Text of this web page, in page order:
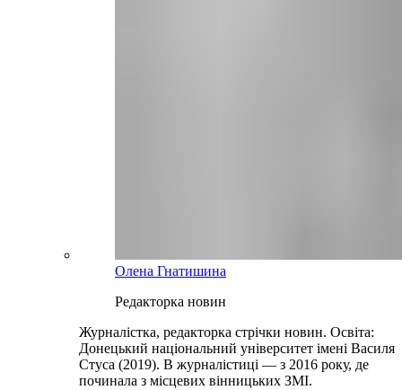
Олена Гнатишина
Редакторка новин
Журналістка, редакторка стрічки новин. Освіта:
Донецький національний університет імені Василя
Стуса (2019). В журналістиці — з 2016 року, де
починала з місцевих вінницьких ЗМІ.